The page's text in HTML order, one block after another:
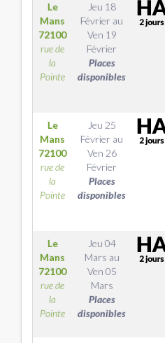
Le
Mans
72100
rue de
la
Pointe
Jeu 18
Février au
Ven 19
Février
Places
disponibles
Le
Mans
72100
rue de
la
Pointe
Jeu 25
Février au
Ven 26
Février
Places
disponibles
Le
Mans
72100
rue de
la
Pointe
Jeu 04
Mars au
Ven 05
Mars
Places
disponibles